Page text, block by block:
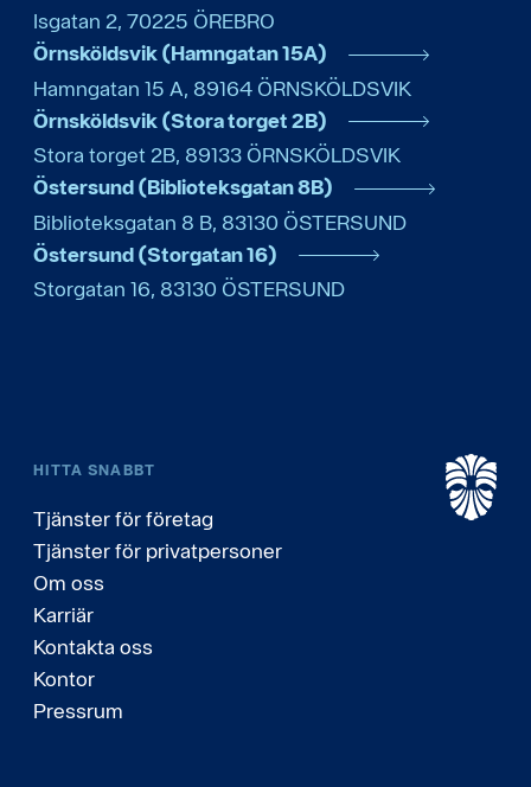
Isgatan 2, 70225 ÖREBRO
Örnsköldsvik (Hamngatan 15A)
Hamngatan 15 A, 89164 ÖRNSKÖLDSVIK
Örnsköldsvik (Stora torget 2B)
Stora torget 2B, 89133 ÖRNSKÖLDSVIK
Östersund (Biblioteksgatan 8B)
Biblioteksgatan 8 B, 83130 ÖSTERSUND
Östersund (Storgatan 16)
Storgatan 16, 83130 ÖSTERSUND
HITTA SNABBT
Tjänster för företag
Tjänster för privatpersoner
Om oss
Karriär
Kontakta oss
Kontor
Pressrum